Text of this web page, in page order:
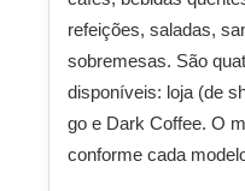
refeições, saladas,
sobremesas. São
disponíveis: loja (de
go e Dark Coffee. O
conforme cada